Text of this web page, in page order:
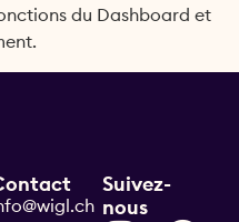
du Dashboard et
Suivez-
nous